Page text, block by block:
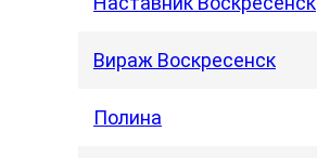
Вираж Воскресенск
Полина